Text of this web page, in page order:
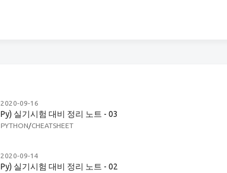
2020-09-16
Py) 실기시험 대비 정리 노트 - 03
PYTHON/CHEATSHEET
2020-09-14
Py) 실기시험 대비 정리 노트 - 02